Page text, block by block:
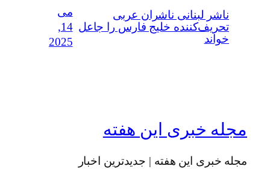
ناشر لبنانی ناشران عربی
تحریف‌کننده خلیج فارس را جاعل
خواند
می
14,
2025
مجله خبری این هفته
مجله خبری این هفته | جدیدترین اخبار